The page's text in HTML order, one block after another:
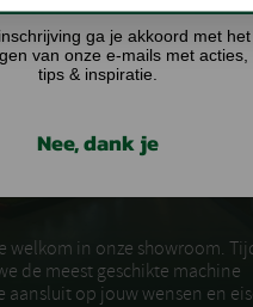
AFSPRAAK
welkom in onze showroom.
de meest geschikte machine
aansluit op jouw wensen en
ga je akkoord met het
van onze e-mails met acties,
tips & inspiratie.
Nee, dank je